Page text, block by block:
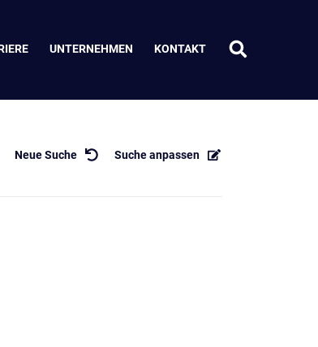
UNTERNEHMEN KONTAKT
Neue Suche Suche anpassen